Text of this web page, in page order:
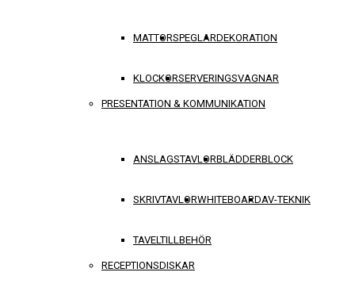
MATTORSPEGLARDEKORATION
KLOCKORSERVERINGSVAGNAR
PRESENTATION & KOMMUNIKATION
ANSLAGSTAVLORBLÄDDERBLOCK
SKRIVTAVLORWHITEBOARDAV-TEKNIK
TAVELTILLBEHÖR
RECEPTIONSDISKAR